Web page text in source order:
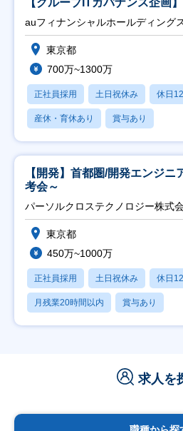
auフィナンシャルホールディング
東京都
700万~1300万
正社員採用 土日祝休み 休日
産休・育休あり 賞与あり
【開発】首都圏/開発エンジ
考会～
パーソルクロステクノロジー株式
東京都
450万~1000万
正社員採用 土日祝休み 休日
月残業20時間以内 賞与あり
求人を